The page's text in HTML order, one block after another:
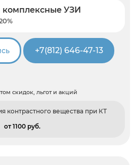
комплексные УЗИ
+7(812) 646-47-13
скидок, льгот и акций
контрастного вещества при КТ
от 1100 pуб.